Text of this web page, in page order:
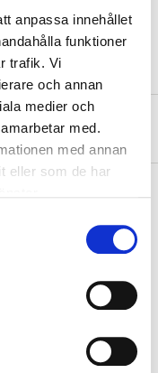
anpassa innehållet
funktioner
trafik. Vi
och annan
medier och
med.
med annan
eller som de har